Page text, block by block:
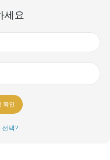
세요
확인
선택?